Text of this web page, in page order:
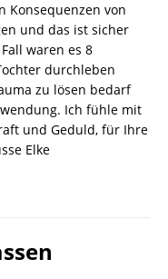
Konsequenzen von
und das ist sicher
waren es 8
durchleben
zu lösen bedarf
Ich fühle mit
und Geduld, für Ihre
Elke